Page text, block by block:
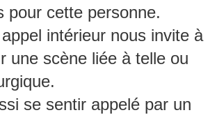
pour cette personne.
intérieur nous invite à
une scène liée à telle ou
se sentir appelé par un